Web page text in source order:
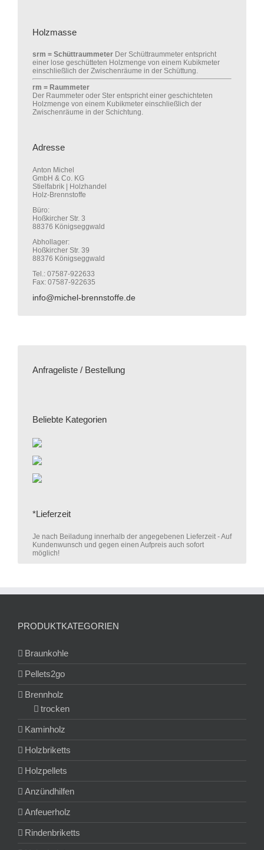
Holzmasse
srm = Schüttraummeter Der Schüttraummeter entspricht
einer lose geschütteten Holzmenge von einem Kubikmeter
einschließlich der Zwischenräume in der Schüttung.
rm = Raummeter
Der Raummeter oder Ster entspricht einer geschichteten
Holzmenge von einem Kubikmeter einschließlich der
Zwischenräume in der Schichtung.
Adresse
Anton Michel
GmbH & Co. KG
Stielfabrik | Holzhandel
Holz-Brennstoffe
Büro:
Hoßkircher Str. 3
88376 Königseggwald
Abhollager:
Hoßkircher Str. 39
88376 Königseggwald
Tel.: 07587-922633
Fax: 07587-922635
info@michel-brennstoffe.de
Anfrageliste / Bestellung
Beliebte Kategorien
*Lieferzeit
Je nach Beiladung innerhalb der angegebenen Lieferzeit - Auf
Kundenwunsch und gegen einen Aufpreis auch sofort
möglich!
PRODUKTKATEGORIEN
Braunkohle
Pellets2go
Brennholz
trocken
Kaminholz
Holzbriketts
Holzpellets
Anzündhilfen
Anfeuerholz
Rindenbriketts